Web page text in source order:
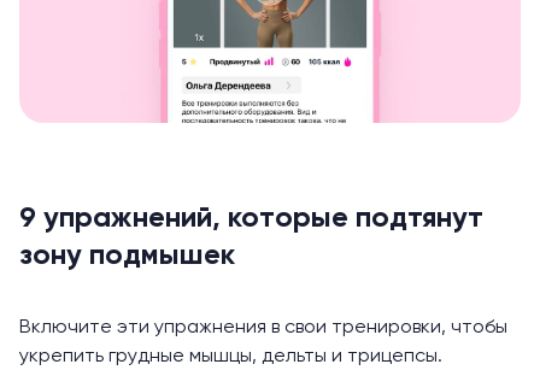
9 упражнений, которые подтянут
зону подмышек
Включите эти упражнения в свои тренировки, чтобы
укрепить грудные мышцы, дельты и трицепсы.